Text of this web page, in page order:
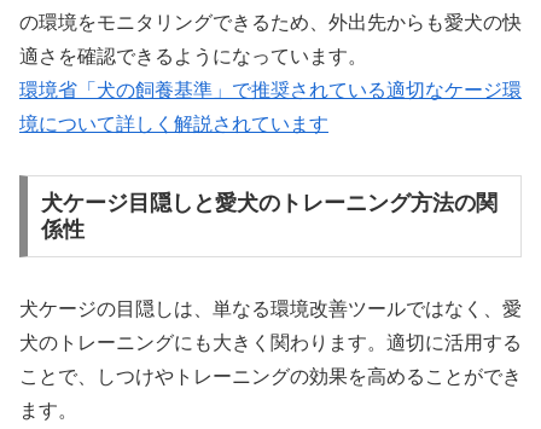
の環境をモニタリングできるため、外出先からも愛犬の快
適さを確認できるようになっています。
環境省「犬の飼養基準」で推奨されている適切なケージ環
境について詳しく解説されています
犬ケージ目隠しと愛犬のトレーニング方法の関
係性
犬ケージの目隠しは、単なる環境改善ツールではなく、愛
犬のトレーニングにも大きく関わります。適切に活用する
ことで、しつけやトレーニングの効果を高めることができ
ます。